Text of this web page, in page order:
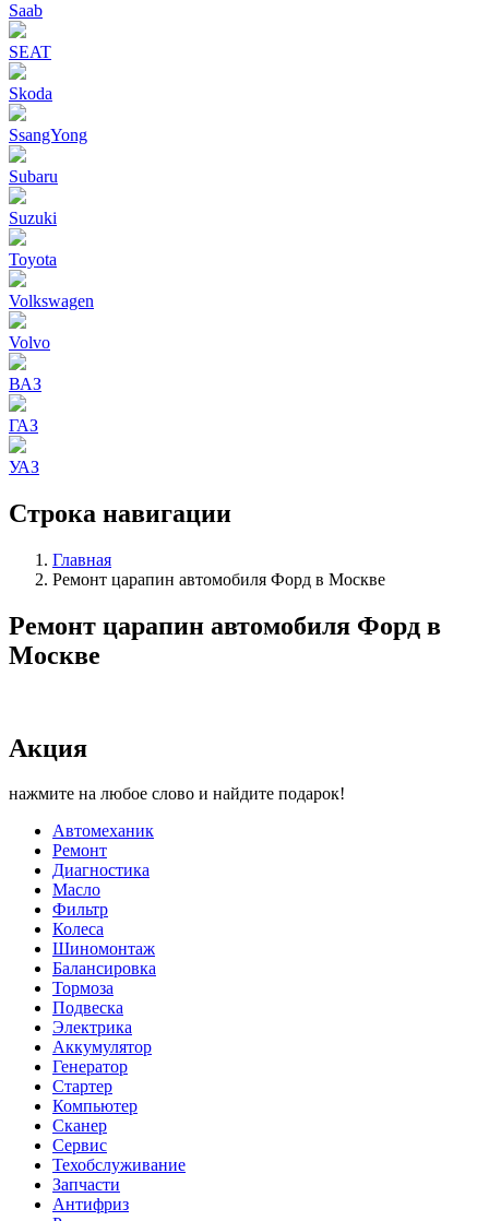
Saab
SEAT
Skoda
SsangYong
Subaru
Suzuki
Toyota
Volkswagen
Volvo
ВАЗ
ГАЗ
УАЗ
Строка навигации
Главная
Ремонт царапин автомобиля Форд в Москве
Ремонт царапин автомобиля Форд в
Москве
Акция
нажмите на любое слово и найдите подарок!
Автомеханик
Ремонт
Диагностика
Масло
Фильтр
Колеса
Шиномонтаж
Балансировка
Тормоза
Подвеска
Электрика
Аккумулятор
Генератор
Стартер
Компьютер
Сканер
Сервис
Техобслуживание
Запчасти
Антифриз